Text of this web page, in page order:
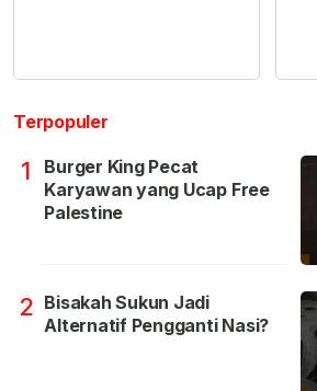
Terpopuler
1
Burger King Pecat
Karyawan yang Ucap Free
Palestine
2 Bisakah Sukun Jadi
Alternatif Pengganti Nasi?